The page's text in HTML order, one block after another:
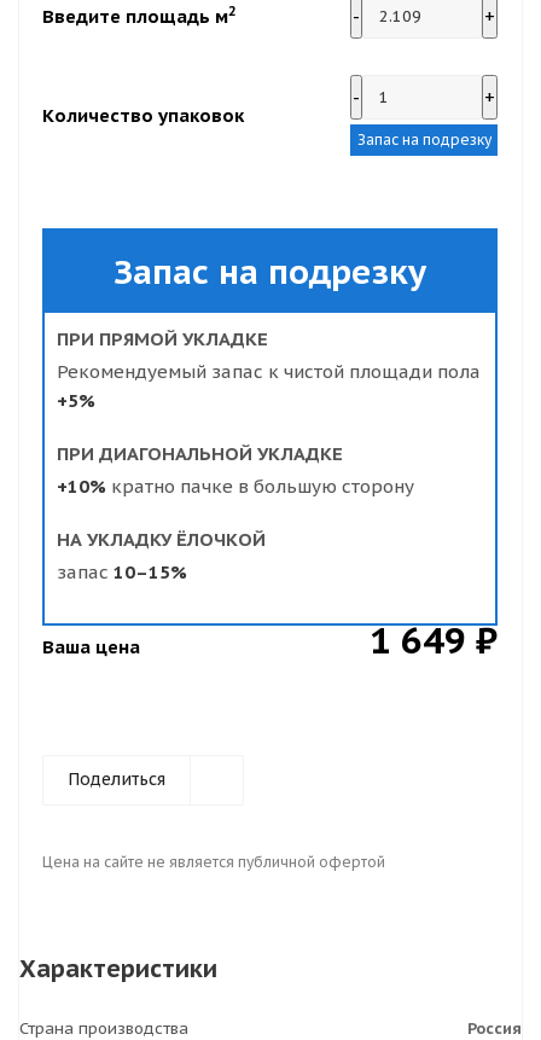
Введите площадь м2 - +
Количество упаковок
- +
Запас на подрезку
Запас на подрезку
ПРИ ПРЯМОЙ УКЛАДКЕ
Рекомендуемый запас к чистой площади пола
+5%
ПРИ ДИАГОНАЛЬНОЙ УКЛАДКЕ
+10% кратно пачке в большую сторону
НА УКЛАДКУ ЁЛОЧКОЙ
запас 10–15%
Ваша цена 1 649 ₽
Поделиться
Цена на сайте не является публичной офертой
Характеристики
Страна производства
Россия